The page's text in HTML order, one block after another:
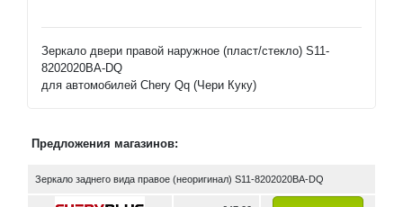
Зеркало двери правой наружное (пласт/стекло) S11-
8202020BA-DQ
для автомобилей Chery Qq (Чери Куку)
Предложения магазинов:
Зеркало заднего вида правое (неоригинал) S11-8202020BA-DQ